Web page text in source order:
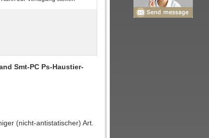
Smt-PC Ps-Haustier-
(nicht-antistatischer) Art.